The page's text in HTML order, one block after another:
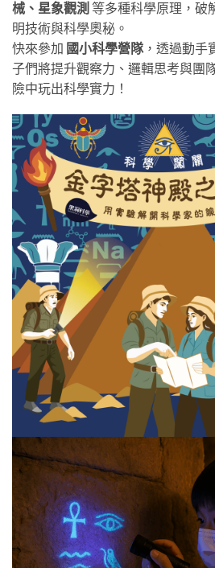
械、星象觀測 等多種科學原理，破
明技術與科學奧秘。
快來參加 國小科學營隊 ，透過動手
子們將提升觀察力、邏輯思考與團
險中玩出科學實力！